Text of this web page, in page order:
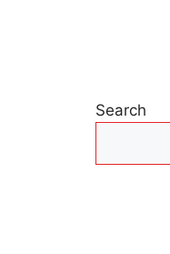
Search